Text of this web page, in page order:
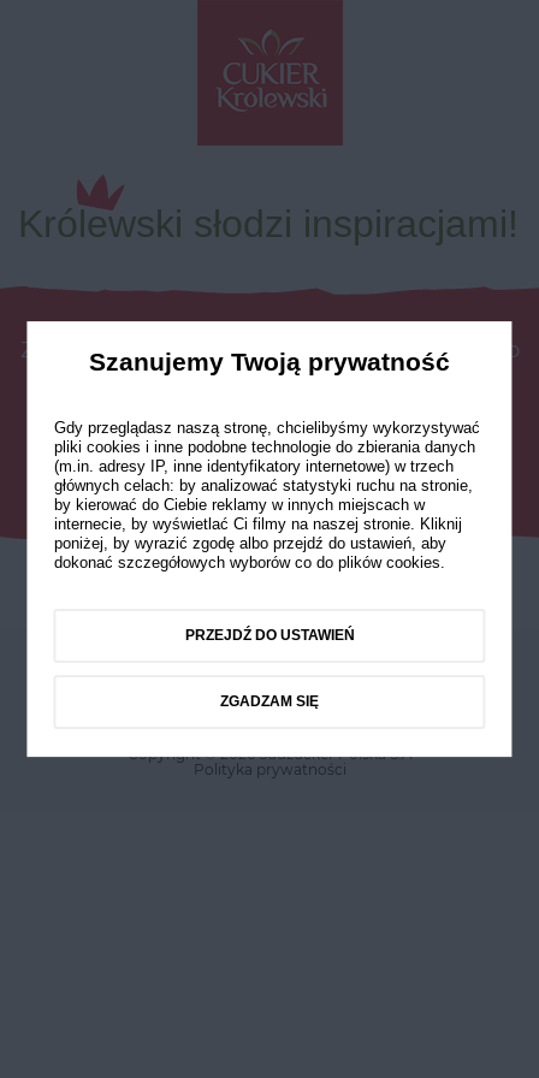
Królewski słodzi inspiracjami!
Zapisz się do newslettera Cukru Królewskiego
i bądź
przepisami i słodkimi trendami.
Dołącz teraz!
Copyright © 2026 Südzucker Polska S.A
Polityka prywatności
Szanujemy Twoją prywatność
Gdy przeglądasz naszą stronę, chcielibyśmy wykorzystywać
pliki cookies i inne podobne technologie do zbierania danych
(m.in. adresy IP, inne identyfikatory internetowe) w trzech
głównych celach: by analizować statystyki ruchu na stronie,
by kierować do Ciebie reklamy w innych miejscach w
internecie, by wyświetlać Ci filmy na naszej stronie. Kliknij
poniżej, by wyrazić zgodę albo przejdź do ustawień, aby
dokonać szczegółowych wyborów co do plików cookies.
PRZEJDŹ DO USTAWIEŃ
ZGADZAM SIĘ